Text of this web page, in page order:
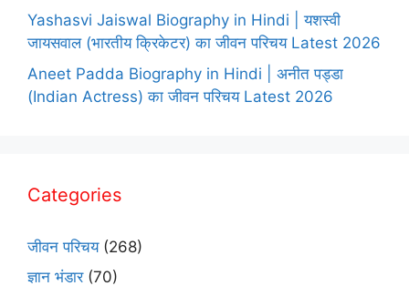
Yashasvi Jaiswal Biography in Hindi | यशस्वी
जायसवाल (भारतीय क्रिकेटर) का जीवन परिचय Latest 2026
Aneet Padda Biography in Hindi | अनीत पड्डा
(Indian Actress) का जीवन परिचय Latest 2026
Categories
जीवन परिचय(268)
ज्ञान भंडार(70)